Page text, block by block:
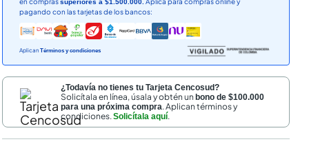
superiores a $1.500.000.
pagando con las tarjetas de los bancos:
Aplican Términos y condiciones
¿Todavía no tienes tu Tarjeta Cencosud?
Solicítala en línea, úsala y obtén unbono de $100.000
para una próxima compra. Aplican términos y
condiciones.Solicítala aquí.